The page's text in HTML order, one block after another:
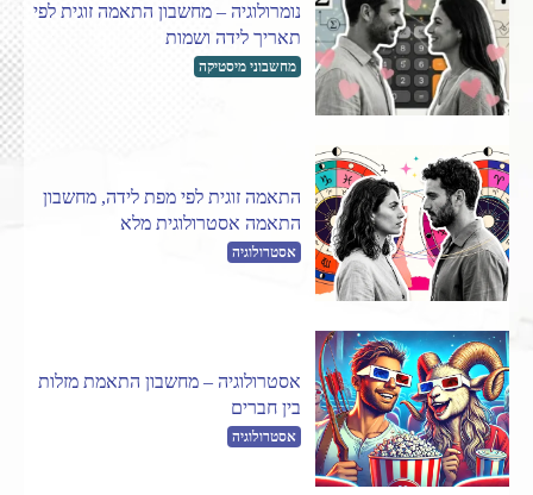
נומרולוגיה – מחשבון התאמה זוגית לפי
תאריך לידה ושמות
מחשבוני מיסטיקה
התאמה זוגית לפי מפת לידה, מחשבון
התאמה אסטרולוגית מלא
אסטרולוגיה
אסטרולוגיה – מחשבון התאמת מזלות
בין חברים
אסטרולוגיה